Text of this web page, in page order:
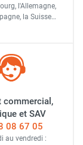
l'Allemagne,
la Suisse…
commercial,
et SAV
08 67 05
au vendredi :